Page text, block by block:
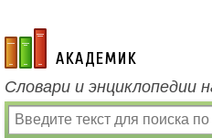
academic.ru
Словари и энциклопедии